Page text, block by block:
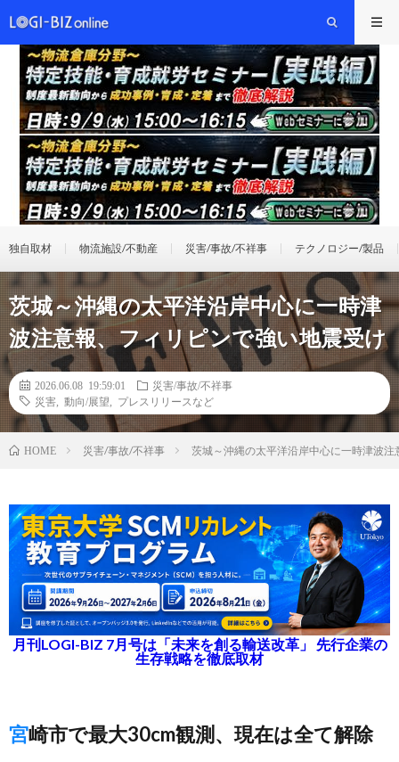
独自取材 物流施設/不動産 災害/事故/不祥事 テクノロジー/製品
茨城～沖縄の太平洋沿岸中心に一時津
波注意報、フィリピンで強い地震受け
2026.06.08 19:59:01
災害/事故/不祥事
災害
動向/展望 プレスリリースなど
HOME 災害/事故/不祥事 茨城～沖縄の太平洋沿岸中心に一時津波
月刊LOGI-BIZ 7月号は「未来を創る輸送改革」 先行企業の
生存戦略を徹底取材
宮崎市で最大30cm観測、現在は全て解除